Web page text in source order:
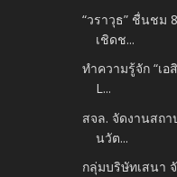
“วราวุธ” ชื่นชม
เชิดช...
ทำความรู้จัก “เอ
L...
สจล. จัดงานสถ
นวัต...
กลุ่มบริษัทเสนา